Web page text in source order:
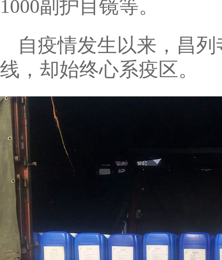
1000副护目镜等。
自疫情发生以来，昌
线，却始终心系疫区。